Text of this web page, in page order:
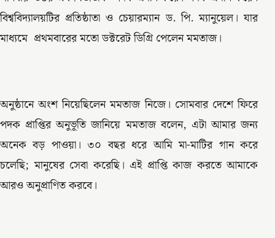
বিশ্ববিদ্যালয়টির প্রতিষ্ঠাতা ও চেয়ারম্যান ড. পি. ম্যানুয়েল। যার
মাধ্যমে প্রথমবারের মতো ডক্টরেট ডিগ্রি পেলেন মমতাজ।
অনুষ্ঠানে অংশ নিয়েছিলেন মমতাজ নিজে। সোমবার দেশে ফিরে
পদক প্রাপ্তির অনুভূতি জানিয়ে মমতাজ বলেন, এটা আমার জন্য
অনেক বড় পাওয়া। ৩০ বছর ধরে আমি মা-মাটির গান করে
চলেছি; মানুষের সেবা করেছি। এই প্রাপ্তি কাজ করতে আমাকে
আরও অনুপ্রাণিত করবে।